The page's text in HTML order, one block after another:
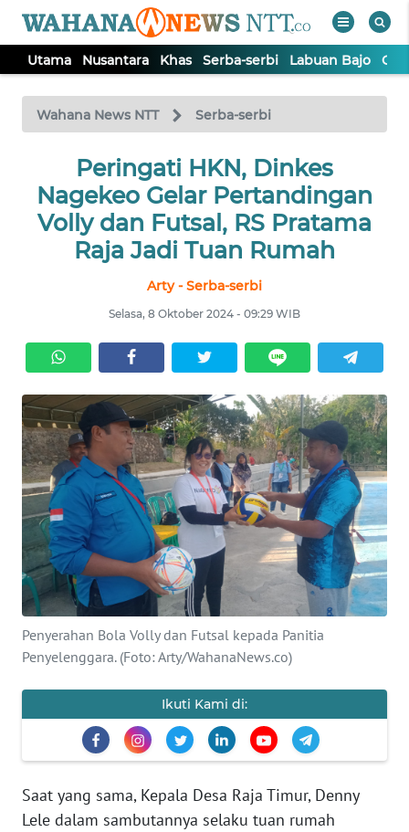
Utama Nusantara Khas Serba-serbi Labuan Bajo
Wahana News NTT Serba-serbi
Peringati HKN, Dinkes
Nagekeo Gelar Pertandingan
Volly dan Futsal, RS Pratama
Raja Jadi Tuan Rumah
Arty - Serba-serbi
Selasa, 8 Oktober 2024 - 09:29 WIB
Penyerahan Bola Volly dan Futsal kepada Panitia
Penyelenggara. (Foto: Arty/WahanaNews.co)
Ikuti Kami di:
Saat yang sama, Kepala Desa Raja Timur, Denny
Lele dalam sambutannya selaku tuan rumah
TV
Tutup
NUSANTARA
SERBI
LABUAN
BAJO
OPINI
Informasi
INDEKS
BERITA
KONTAK
KAMI
INFO
PEDOMAN